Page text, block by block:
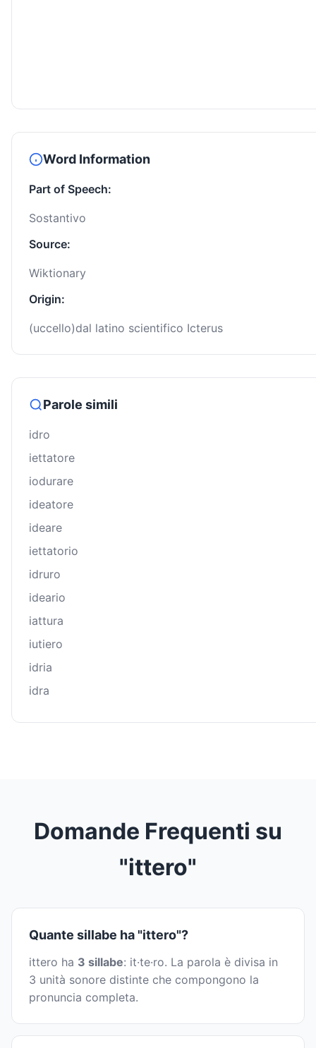
Word Information
Part of Speech:
Sostantivo
Source:
Wiktionary
Origin:
(uccello)dal latino scientifico Icterus
Parole simili
idro
iettatore
iodurare
ideatore
ideare
iettatorio
idruro
ideario
iattura
iutiero
idria
idra
Domande Frequenti su
"ittero"
Quante sillabe ha "ittero"?
ittero ha 3 sillabe: it·te·ro. La parola è divisa in
3 unità sonore distinte che compongono la
pronuncia completa.